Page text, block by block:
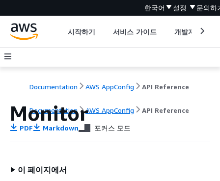
한국어 설정 문의하
시작하기 서비스 가이드 개발자 도구
Documentation AWS AppConfig API Reference
Documentation AWS AppConfig API Reference
Monitor
PDF Markdown 포커스 모드
이 페이지에서